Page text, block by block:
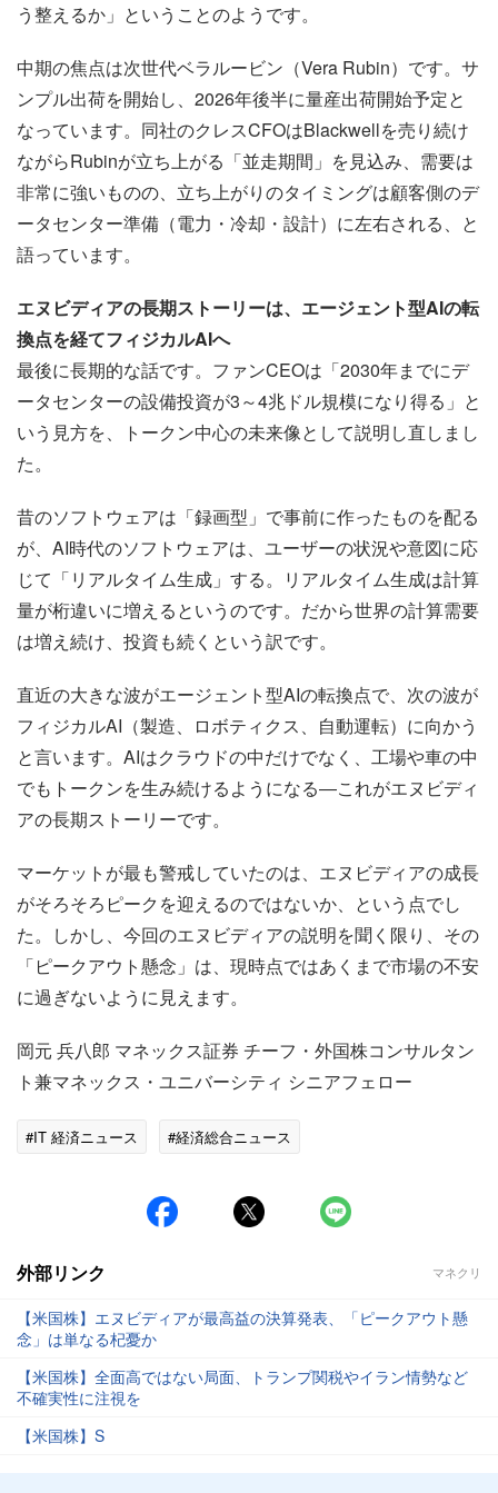
う整えるか」ということのようです。
中期の焦点は次世代ベラルービン（Vera Rubin）です。サ
ンプル出荷を開始し、2026年後半に量産出荷開始予定と
なっています。同社のクレスCFOはBlackwellを売り続け
ながらRubinが立ち上がる「並走期間」を見込み、需要は
非常に強いものの、立ち上がりのタイミングは顧客側のデ
ータセンター準備（電力・冷却・設計）に左右される、と
語っています。
エヌビディアの長期ストーリーは、エージェント型AIの転
換点を経てフィジカルAIへ
最後に長期的な話です。ファンCEOは「2030年までにデ
ータセンターの設備投資が3～4兆ドル規模になり得る」と
いう見方を、トークン中心の未来像として説明し直しまし
た。
昔のソフトウェアは「録画型」で事前に作ったものを配る
が、AI時代のソフトウェアは、ユーザーの状況や意図に応
じて「リアルタイム生成」する。リアルタイム生成は計算
量が桁違いに増えるというのです。だから世界の計算需要
は増え続け、投資も続くという訳です。
直近の大きな波がエージェント型AIの転換点で、次の波が
フィジカルAI（製造、ロボティクス、自動運転）に向かう
と言います。AIはクラウドの中だけでなく、工場や車の中
でもトークンを生み続けるようになる―これがエヌビディ
アの長期ストーリーです。
マーケットが最も警戒していたのは、エヌビディアの成長
がそろそろピークを迎えるのではないか、という点でし
た。しかし、今回のエヌビディアの説明を聞く限り、その
「ピークアウト懸念」は、現時点ではあくまで市場の不安
に過ぎないように見えます。
岡元 兵八郎 マネックス証券 チーフ・外国株コンサルタン
ト兼マネックス・ユニバーシティ シニアフェロー
#IT 経済ニュース #経済総合ニュース
外部リンク マネクリ
【米国株】エヌビディアが最高益の決算発表、「ピークアウト懸
念」は単なる杞憂か
【米国株】全面高ではない局面、トランプ関税やイラン情勢など
不確実性に注視を
【米国株】S